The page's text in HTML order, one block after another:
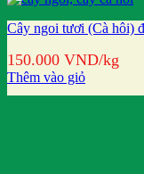
Cây ngoi tươi (Cà hôi)
150.000 VND/kg
Thêm vào giỏ